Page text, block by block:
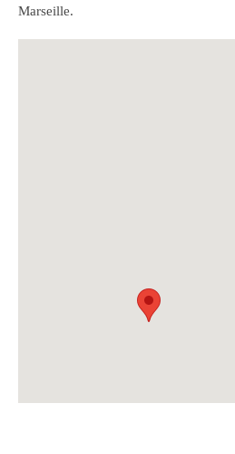
Marseille.